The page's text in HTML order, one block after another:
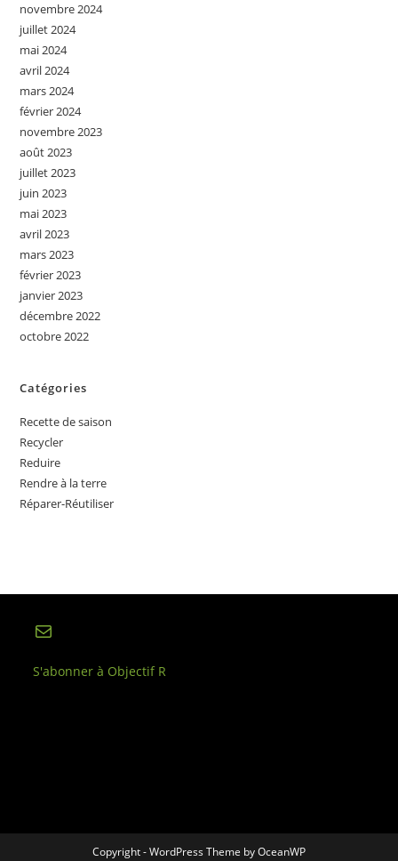
novembre 2024
juillet 2024
mai 2024
avril 2024
mars 2024
février 2024
novembre 2023
août 2023
juillet 2023
juin 2023
mai 2023
avril 2023
mars 2023
février 2023
janvier 2023
décembre 2022
octobre 2022
Catégories
Recette de saison
Recycler
Reduire
Rendre à la terre
Réparer-Réutiliser
E-mail
S'abonner à Objectif R
Copyright - WordPress Theme by OceanWP